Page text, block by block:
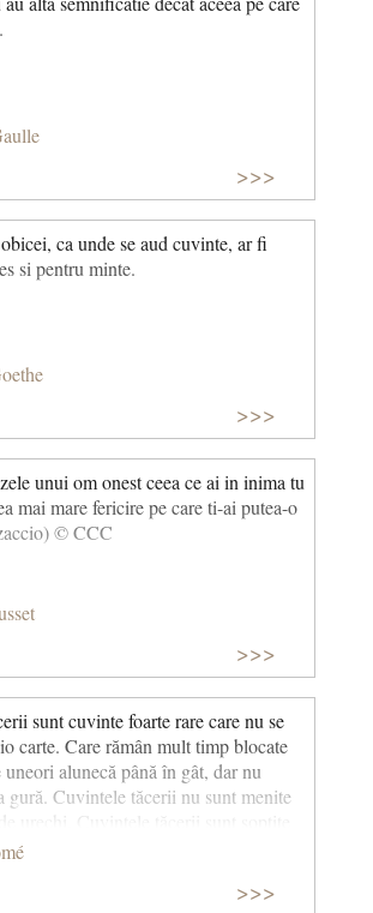
>>>
ca unde se aud cuvinte, ar fi
si pentru minte.
>>>
unui om onest ceea ce ai in inima tu
mai mare fericire pe care ti-ai putea-o
© CCC
>>>
sunt cuvinte foarte rare care nu se
carte. Care rămân mult timp blocate
alunecă până în gât, dar nu
gură. Cuvintele tăcerii nu sunt menite
urechi. Cuvintele tăcerii sunt șoptite
și expresii faciale imobile. Sunt
închiși, ascultate cu inima, păstrate în
în dulceața emoțiilor. © CCC
>>>